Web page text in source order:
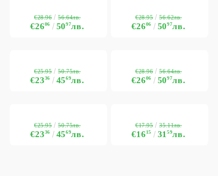
€2606 5097лв.
€28.96 56.64лв.
€2606 5097лв.
€28.95 56.62лв.
€2336 4569лв.
€25.95 50.75лв.
€2606 5097лв.
€28.96 56.64лв.
€2336 4569лв.
€25.95 50.75лв.
€1615 3159лв.
€17.95 35.11лв.